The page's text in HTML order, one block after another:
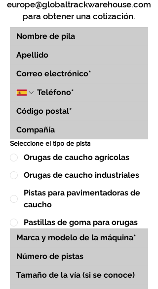
europe@globaltrackwarehouse.com
para obtener una cotización.
Seleccione el tipo de pista
Orugas de caucho agrícolas
Orugas de caucho industriales
Pistas para pavimentadoras de
caucho
Pastillas de goma para orugas